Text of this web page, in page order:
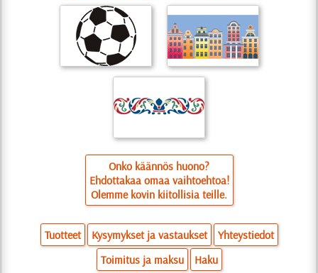
Onko käännös huono?
Ehdottakaa omaa vaihtoehtoa!
Olemme kovin kiitollisia teille.
Tuotteet Kysymykset ja vastaukset
Yhteystiedot
Toimitus ja maksu
Haku